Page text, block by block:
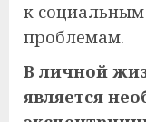
к
проблемам.
В личной
является